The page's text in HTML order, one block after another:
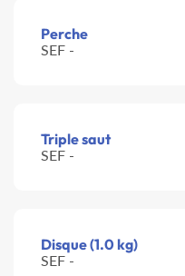
Perche
SEF -
Triple saut
SEF -
Disque (1.0 kg)
SEF -